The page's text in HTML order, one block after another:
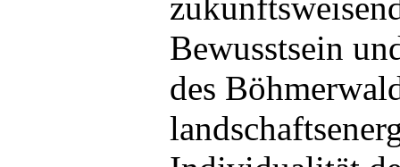
Bewusstsein
des